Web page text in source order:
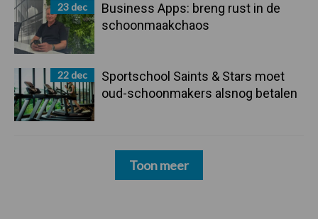
23 dec
Business Apps: breng rust in de
schoonmaakchaos
22 dec
Sportschool Saints & Stars moet
oud-schoonmakers alsnog betalen
Toon meer